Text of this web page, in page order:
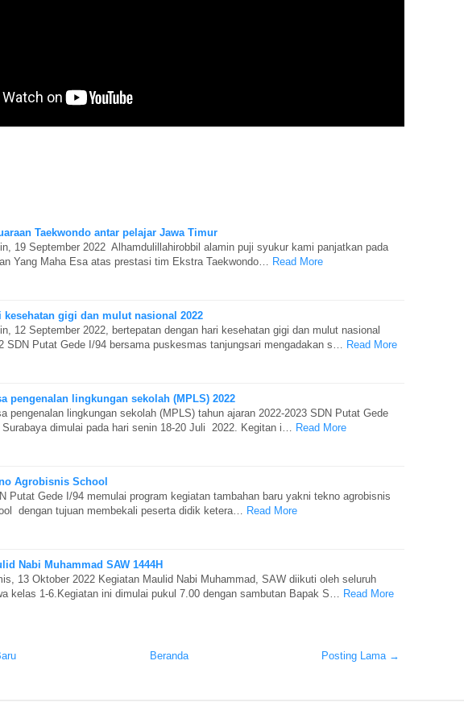
Taekwondo antar pelajar Jawa Timur
19 September 2022 Alhamdulillahirobbil alamin puji syukur kami panjatkan pada
Yang Maha Esa atas prestasi tim Ekstra Taekwondo…
Read More
kesehatan gigi dan mulut nasional 2022
12 September 2022, bertepatan dengan hari kesehatan gigi dan mulut nasional
SDN Putat Gede I/94 bersama puskesmas tanjungsari mengadakan s…
Read More
pengenalan lingkungan sekolah (MPLS) 2022
pengenalan lingkungan sekolah (MPLS) tahun ajaran 2022-2023 SDN Putat Gede
Surabaya dimulai pada hari senin 18-20 Juli 2022. Kegitan i…
Read More
Agrobisnis School
Putat Gede I/94 memulai program kegiatan tambahan baru yakni tekno agrobisnis
dengan tujuan membekali peserta didik ketera…
Read More
Nabi Muhammad SAW 1444H
13 Oktober 2022 Kegiatan Maulid Nabi Muhammad, SAW diikuti oleh seluruh
kelas 1-6.Kegiatan ini dimulai pukul 7.00 dengan sambutan Bapak S…
Read More
Posting Lama →
Beranda